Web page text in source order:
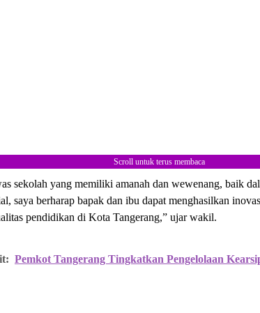
Scroll untuk terus membaca
sekolah yang memiliki amanah dan wewenang, baik
saya berharap bapak dan ibu dapat menghasilkan
pendidikan di Kota Tangerang,” ujar wakil.
Pemkot Tangerang Tingkatkan Pengelolaan